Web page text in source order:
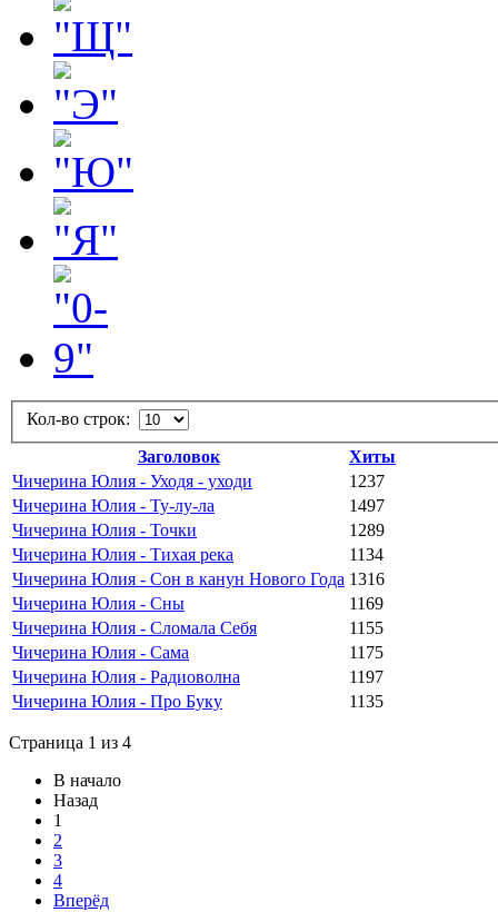
Кол-во строк:
Заголовок
Хиты
Чичерина Юлия - Уходя - уходи
1237
Чичерина Юлия - Ту-лу-ла
1497
Чичерина Юлия - Точки
1289
Чичерина Юлия - Тихая река
1134
Чичерина Юлия - Сон в канун Нового Года 1316
Чичерина Юлия - Сны
1169
Чичерина Юлия - Сломала Себя
1155
Чичерина Юлия - Сама
1175
Чичерина Юлия - Радиоволна
1197
Чичерина Юлия - Про Буку
1135
Страница 1 из 4
В начало
Назад
1
2
3
4
Вперёд